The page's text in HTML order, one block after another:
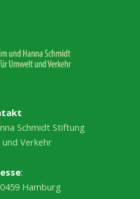
Schmidt Stiftung
Verkehr
:
Hamburg